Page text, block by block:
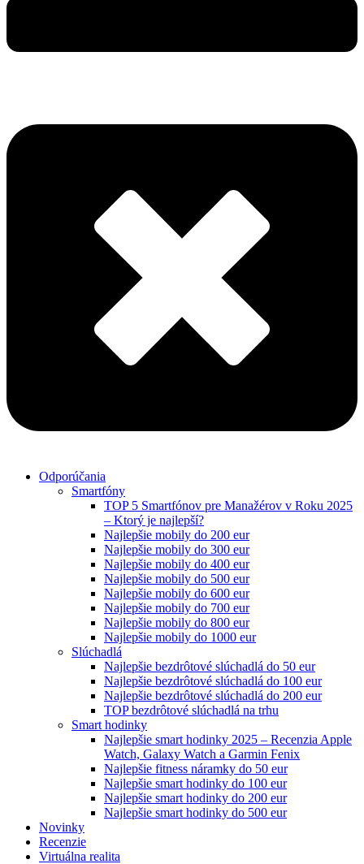
Odporúčania
Smartfóny
TOP 5 Smartfónov pre Manažérov v Roku 2025
– Ktorý je najlepší?
Najlepšie mobily do 200 eur
Najlepšie mobily do 300 eur
Najlepšie mobily do 400 eur
Najlepšie mobily do 500 eur
Najlepšie mobily do 600 eur
Najlepšie mobily do 700 eur
Najlepšie mobily do 800 eur
Najlepšie mobily do 1000 eur
Slúchadlá
Najlepšie bezdrôtové slúchadlá do 50 eur
Najlepšie bezdrôtové slúchadlá do 100 eur
Najlepšie bezdrôtové slúchadlá do 200 eur
TOP bezdrôtové slúchadlá na trhu
Smart hodinky
Najlepšie smart hodinky 2025 – Recenzia Apple
Watch, Galaxy Watch a Garmin Fenix
Najlepšie fitness náramky do 50 eur
Najlepšie smart hodinky do 100 eur
Najlepšie smart hodinky do 200 eur
Najlepšie smart hodinky do 500 eur
Novinky
Recenzie
Virtuálna realita